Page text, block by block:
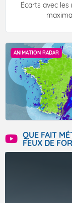
Écarts avec
ANIMATION RADAR
QUE FAIT
FEUX DE